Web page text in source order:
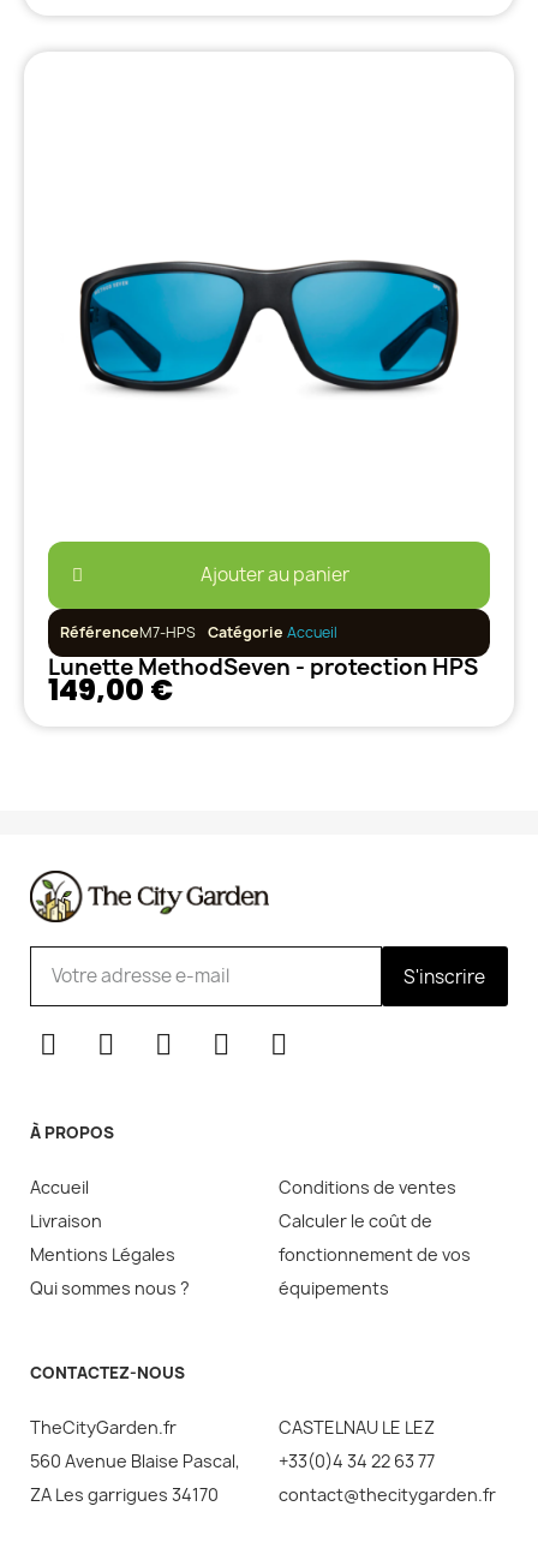
Ajouter au panier
RéférenceM7-HPS Catégorie Accueil
Lunette MethodSeven - protection HPS
149,00 €
S'inscrire
À PROPOS
Accueil
Livraison
Mentions Légales
Qui sommes nous ?
Conditions de ventes
Calculer le coût de
fonctionnement de vos
équipements
CONTACTEZ-NOUS
TheCityGarden.fr
560 Avenue Blaise Pascal,
ZA Les garrigues 34170
CASTELNAU LE LEZ
+33(0)4 34 22 63 77
contact@thecitygarden.fr